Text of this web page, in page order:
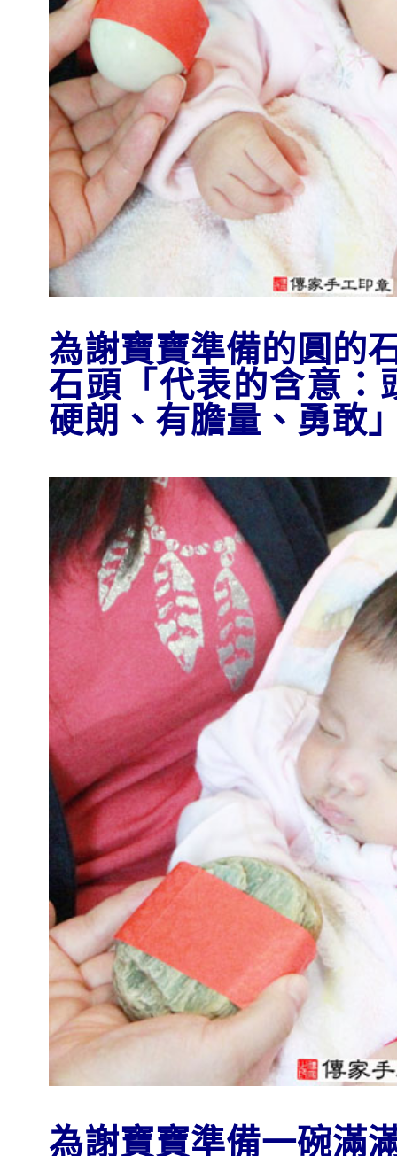
為謝寶寶準備的 圓的
石頭 「代表的含意
硬朗、有膽量、勇敢
為謝寶寶準備一碗滿